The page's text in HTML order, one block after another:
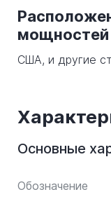
мощностей
США, и другие
Основные
Обозначение